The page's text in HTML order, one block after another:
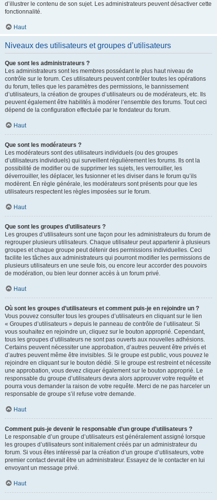
d’illustrer le contenu de son sujet. Les administrateurs peuvent désactiver cette
fonctionnalité.
Haut
Niveaux des utilisateurs et groupes d’utilisateurs
Que sont les administrateurs ?
Les administrateurs sont les membres possédant le plus haut niveau de
contrôle sur le forum. Ces utilisateurs peuvent contrôler toutes les opérations
du forum, telles que les paramètres des permissions, le bannissement
d’utilisateurs, la création de groupes d’utilisateurs ou de modérateurs, etc. Ils
peuvent également être habilités à modérer l’ensemble des forums. Tout ceci
dépend de la configuration effectuée par le fondateur du forum.
Haut
Que sont les modérateurs ?
Les modérateurs sont des utilisateurs individuels (ou des groupes
d’utilisateurs individuels) qui surveillent régulièrement les forums. Ils ont la
possibilité de modifier ou de supprimer les sujets, les verrouiller, les
déverrouiller, les déplacer, les fusionner et les diviser dans le forum qu’ils
modèrent. En règle générale, les modérateurs sont présents pour que les
utilisateurs respectent les règles imposées sur le forum.
Haut
Que sont les groupes d’utilisateurs ?
Les groupes d’utilisateurs sont une façon pour les administrateurs du forum de
regrouper plusieurs utilisateurs. Chaque utilisateur peut appartenir à plusieurs
groupes et chaque groupe peut détenir des permissions individuelles. Ceci
facilite les tâches aux administrateurs qui pourront modifier les permissions de
plusieurs utilisateurs en une seule fois, ou encore leur accorder des pouvoirs
de modération, ou bien leur donner accès à un forum privé.
Haut
Où sont les groupes d’utilisateurs et comment puis-je en rejoindre un ?
Vous pouvez consulter tous les groupes d’utilisateurs en cliquant sur le lien
« Groupes d’utilisateurs » depuis le panneau de contrôle de l’utilisateur. Si
vous souhaitez en rejoindre un, cliquez sur le bouton approprié. Cependant,
tous les groupes d’utilisateurs ne sont pas ouverts aux nouvelles adhésions.
Certains peuvent nécessiter une approbation, d’autres peuvent être privés et
d’autres peuvent même être invisibles. Si le groupe est public, vous pouvez le
rejoindre en cliquant sur le bouton dédié. Si le groupe est restreint et nécessite
une approbation, vous devez cliquer également sur le bouton approprié. Le
responsable du groupe d’utilisateurs devra alors approuver votre requête et
pourra vous demander la raison de votre requête. Merci de ne pas harceler un
responsable de groupe s’il refuse votre demande.
Haut
Comment puis-je devenir le responsable d’un groupe d’utilisateurs ?
Le responsable d’un groupe d’utilisateurs est généralement assigné lorsque
les groupes d’utilisateurs sont initialement créés par un administrateur du
forum. Si vous êtes intéressé par la création d’un groupe d’utilisateurs, votre
premier contact devrait être un administrateur. Essayez de le contacter en lui
envoyant un message privé.
Haut